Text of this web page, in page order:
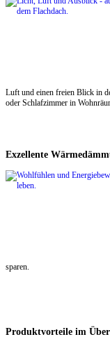
Luft und einen freien Blick in
oder Schlafzimmer in
Exzellente
sparen.
Produktvorteile im